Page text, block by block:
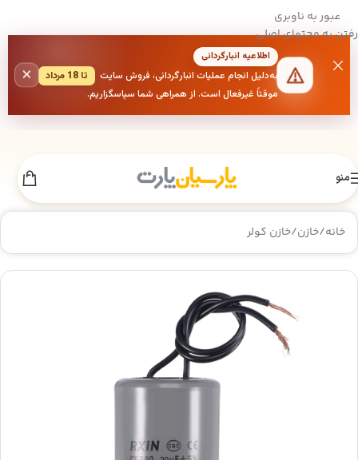
عبور به ناوبری
رفتن به محتوای اصلی
اطلاعیه انبارگردانی
به‌دلیل انجام عملیات انبارگردانی، فروش سایت
تا 18 مرداد
موقتاً غیرفعال است. از همراهی شما سپاسگزاریم.
×
منو
خانه/خازن/خازن کولر